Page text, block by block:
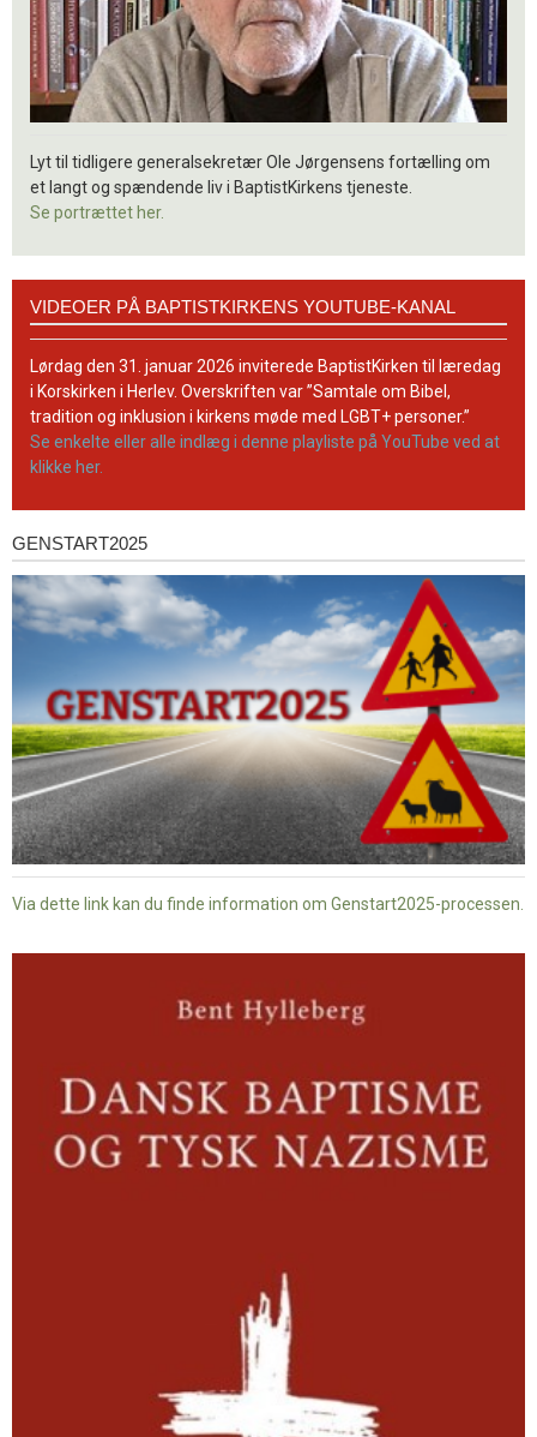
Lyt til tidligere generalsekretær Ole Jørgensens fortælling om
et langt og spændende liv i BaptistKirkens tjeneste.
Se portrættet her.
BaptistKirkens
YouTube-
kanal
VIDEOER PÅ BAPTISTKIRKENS YOUTUBE-KANAL
Lørdag den 31. januar 2026 inviterede BaptistKirken til læredag
i Korskirken i Herlev. Overskriften var ”Samtale om Bibel,
tradition og inklusion i kirkens møde med LGBT+ personer.”
Se enkelte eller alle indlæg i denne playliste på YouTube ved at
klikke her.
Genstart2025
GENSTART2025
Via dette link kan du finde information om Genstart2025-processen.